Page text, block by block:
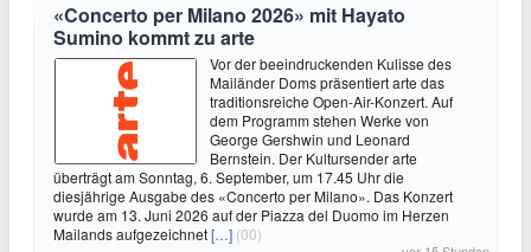
«Concerto per Milano 2026» mit Hayato
Sumino kommt zu arte
Vor der beeindruckenden Kulisse des
Mailänder Doms präsentiert arte das
traditionsreiche Open-Air-Konzert. Auf
dem Programm stehen Werke von
George Gershwin und Leonard
Bernstein. Der Kultursender arte
überträgt am Sonntag, 6. September, um 17.45 Uhr die
diesjährige Ausgabe des «Concerto per Milano». Das Konzert
wurde am 13. Juni 2026 auf der Piazza del Duomo im Herzen
Mailands aufgezeichnet[…] (00)